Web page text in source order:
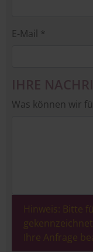
E-Mail *
IHRE
Was können wir
Hinweis: Bitte
Ihre Anfrage